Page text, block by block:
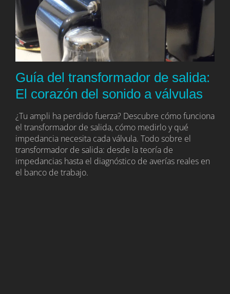
Guía del transformador de salida:
El corazón del sonido a válvulas
¿Tu ampli ha perdido fuerza? Descubre cómo funciona
el transformador de salida, cómo medirlo y qué
impedancia necesita cada válvula. Todo sobre el
transformador de salida: desde la teoría de
impedancias hasta el diagnóstico de averías reales en
el banco de trabajo.